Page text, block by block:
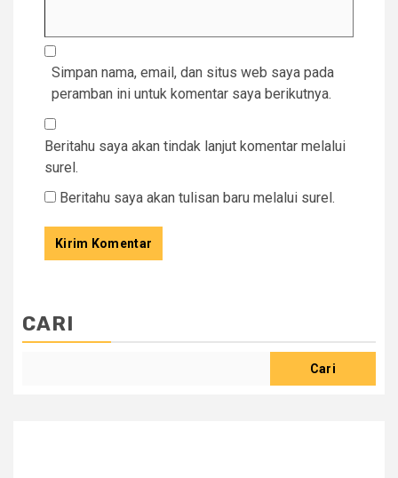
Simpan nama, email, dan situs web saya pada
peramban ini untuk komentar saya berikutnya.
Beritahu saya akan tindak lanjut komentar melalui
surel.
Beritahu saya akan tulisan baru melalui surel.
CARI
Cari